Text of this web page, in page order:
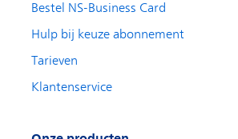
Bestel NS-Business Card
Hulp bij keuze abonnement
Tarieven
Klantenservice